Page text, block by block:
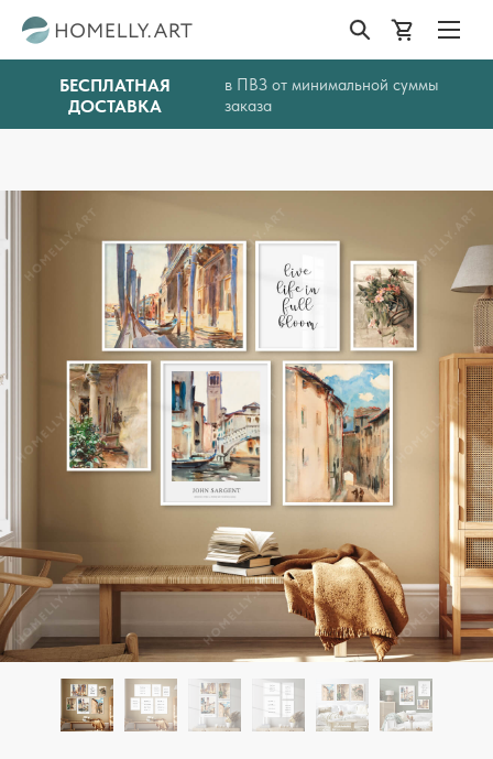
БЕСПЛАТНАЯ
ДОСТАВКА
в ПВЗ от минимальной суммы
заказа